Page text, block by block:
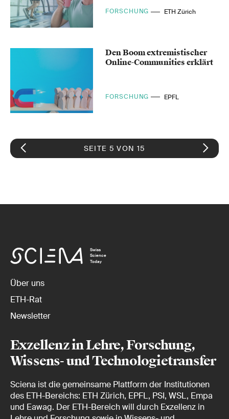
FORSCHUNG ETH Zürich
Den Boom extremistischer
Online-Communities erklärt
FORSCHUNG EPFL
SEITE 5 VON 15
Swiss
Science
Today
Über uns
ETH-Rat
Newsletter
Exzellenz in Lehre, Forschung,
Wissens- und Technologietransfer
Sciena ist die gemeinsame Plattform der Institutionen
des ETH-Bereichs: ETH Zürich, EPFL, PSI, WSL, Empa
und Eawag. Der ETH-Bereich will durch Exzellenz in